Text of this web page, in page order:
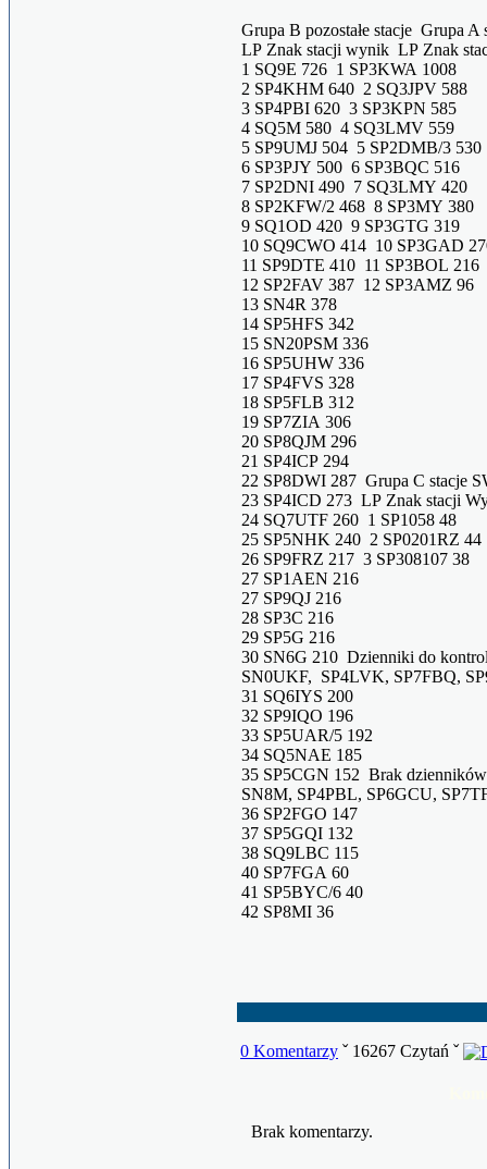
Grupa B pozostałe stacje Grupa
LP Znak stacji wynik LP Znak
1 SQ9E 726 1 SP3KWA 1008
2 SP4KHM 640 2 SQ3JPV 588
3 SP4PBI 620 3 SP3KPN 585
4 SQ5M 580 4 SQ3LMV 559
5 SP9UMJ 504 5 SP2DMB/3 530
6 SP3PJY 500 6 SP3BQC 516
7 SP2DNI 490 7 SQ3LMY 420
8 SP2KFW/2 468 8 SP3MY 380
9 SQ1OD 420 9 SP3GTG 319
10 SQ9CWO 414 10 SP3GAD
11 SP9DTE 410 11 SP3BOL 216
12 SP2FAV 387 12 SP3AMZ 96
13 SN4R 378
14 SP5HFS 342
15 SN20PSM 336
16 SP5UHW 336
17 SP4FVS 328
18 SP5FLB 312
19 SP7ZIA 306
20 SP8QJM 296
21 SP4ICP 294
22 SP8DWI 287 Grupa C stacje
23 SP4ICD 273 LP Znak stacji
24 SQ7UTF 260 1 SP1058 48
25 SP5NHK 240 2 SP0201RZ 44
26 SP9FRZ 217 3 SP308107 38
27 SP1AEN 216
27 SP9QJ 216
28 SP3C 216
29 SP5G 216
30 SN6G 210 Dzienniki do
SN0UKF, SP4LVK, SP7FBQ,
31 SQ6IYS 200
32 SP9IQO 196
33 SP5UAR/5 192
34 SQ5NAE 185
35 SP5CGN 152 Brak dzienników
SN8M, SP4PBL, SP6GCU,
36 SP2FGO 147
37 SP5GQI 132
38 SQ9LBC 115
40 SP7FGA 60
41 SP5BYC/6 40
42 SP8MI 36
0 Komentarzy ˇ 16267 Czytań ˇ
Brak komentarzy.